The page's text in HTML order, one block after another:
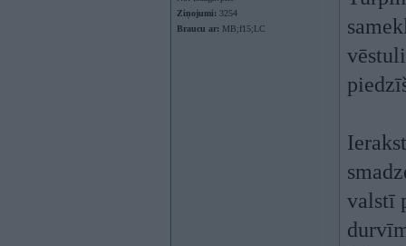
Ziņojumi: 3254
Braucu ar: MB;f15;LC
valstī